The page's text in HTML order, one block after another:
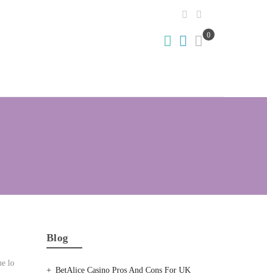
0
lo
Blog
BetAlice Casino Pros And Cons For UK